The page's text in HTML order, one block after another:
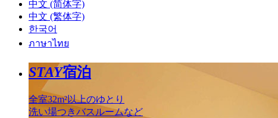
中文 (简体字)
中文 (繁体字)
한국어
ภาษาไทย
STAY宿泊
全室32m²以上のゆとり
洗い場つきバスルームなど